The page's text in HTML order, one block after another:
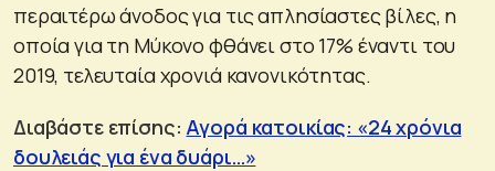
περαιτέρω άνοδος για τις απλησίαστες βίλες, η
οποία για τη Μύκονο φθάνει στο 17% έναντι του
2019, τελευταία χρονιά κανονικότητας.
Διαβάστε επίσης: Αγορά κατοικίας: «24 χρόνια
δουλειάς για ένα δυάρι…»